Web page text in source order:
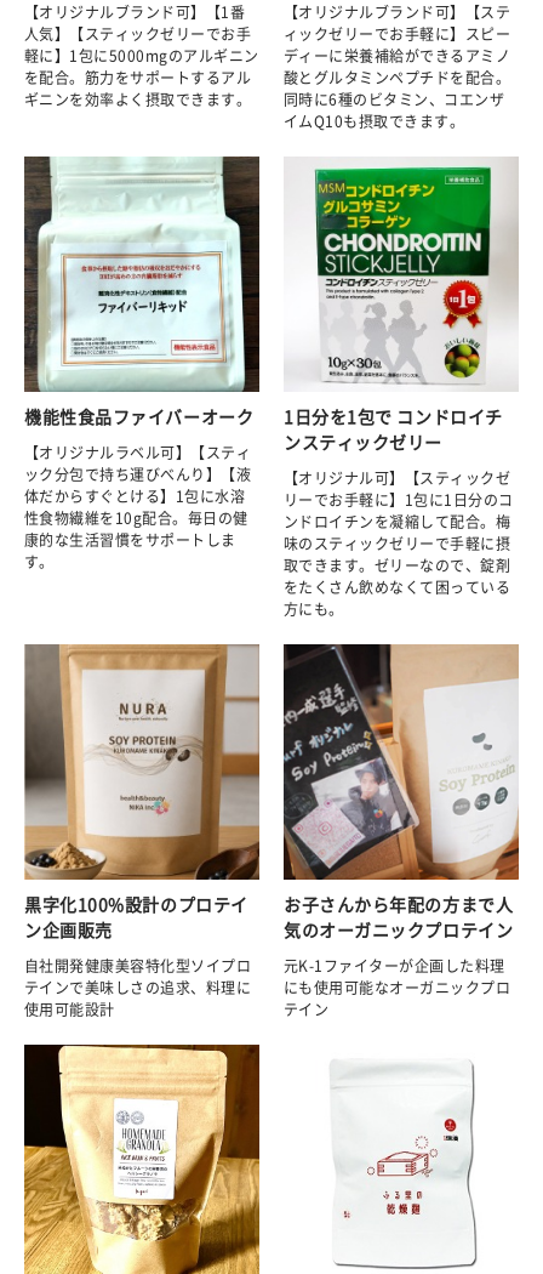
【オリジナルブランド可】【1番
人気】【スティックゼリーでお手
軽に】1包に5000mgのアルギニン
を配合。筋力をサポートするアル
ギニンを効率よく摂取できます。
【オリジナルブランド可】【ステ
ィックゼリーでお手軽に】スピー
ディーに栄養補給ができるアミノ
酸とグルタミンペプチドを配合。
同時に6種のビタミン、コエンザ
イムQ10も摂取できます。
機能性食品ファイバーオーク
【オリジナルラベル可】【スティ
ック分包で持ち運びべんり】【液
体だからすぐとける】1包に水溶
性食物繊維を10g配合。毎日の健
康的な生活習慣をサポートしま
す。
1日分を1包で コンドロイチ
ンスティックゼリー
【オリジナル可】【スティックゼ
リーでお手軽に】1包に1日分のコ
ンドロイチンを凝縮して配合。梅
味のスティックゼリーで手軽に摂
取できます。ゼリーなので、錠剤
をたくさん飲めなくて困っている
方にも。
黒字化100%設計のプロテイ
ン企画販売
自社開発健康美容特化型ソイプロ
テインで美味しさの追求、料理に
使用可能設計
お子さんから年配の方まで人
気のオーガニックプロテイン
元K-1ファイターが企画した料理
にも使用可能なオーガニックプロ
テイン